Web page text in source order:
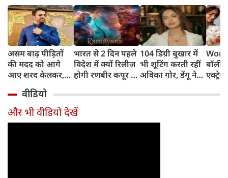
असम बाढ़ पीड़ितों
की मदद को आगे
आए शरद केलकर,
साथ की भावुक
अपील
भारत से 2 दिन पहले
विदेश में क्यों रिलीज
होगी रणबीर कपूर की
मल्होत्रा ने बताया
रिलीज प्लान
104 डिग्री बुखार में
भी शूटिंग करती रहीं
अविका गोर, डेंगू ने
अस्पताल में भर्ती
प्यार
वीडियो
और भी वीडियो देखें